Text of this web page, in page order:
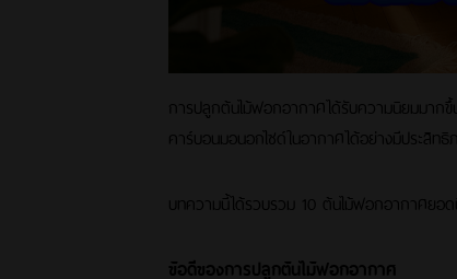
การปลูกต้นไม้ฟอกอากาศได้รับความนิยมมาก
คาร์บอนมอนอกไซด์ในอากาศได้อย่างมีประสิ
บทความนี้ได้รวบรวม 10 ต้นไม้ฟอกอากาศยอ
ข้อดีของการปลูกต้นไม้ฟอกอากาศ